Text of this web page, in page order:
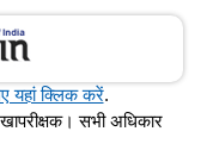
यहां क्लिक करें.
सभी अधिकार